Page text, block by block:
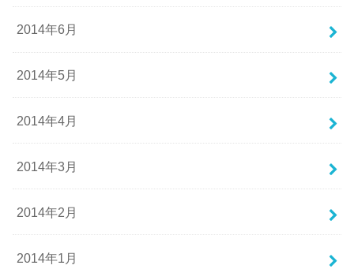
2014年6月
2014年5月
2014年4月
2014年3月
2014年2月
2014年1月